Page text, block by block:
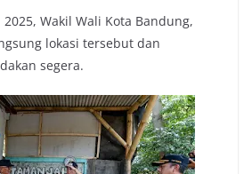
2025, Wakil Wali Kota Bandung,
lokasi tersebut dan
segera.